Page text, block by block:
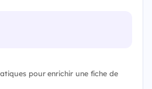
pour enrichir une fiche de